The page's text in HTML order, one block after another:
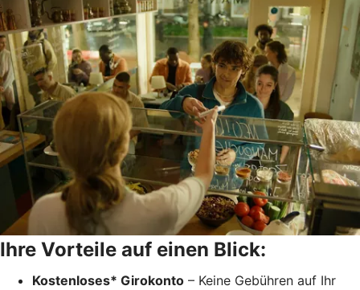
Ihre Vorteile auf einen Blick:
Kostenloses* Girokonto – Keine Gebühren auf Ihr